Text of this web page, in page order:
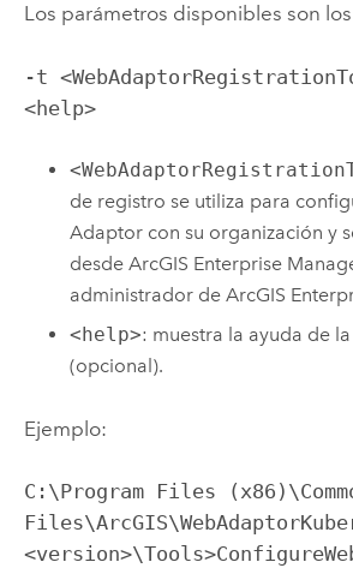
Los parámetros disponibles son
-t
<help>
de registro se utiliza para
Adaptor con su organización y
desdeArcGIS Enterprise
administrador de ArcGIS
<help>: muestra la ayuda de
(opcional).
Ejemplo:
C:\Program Files